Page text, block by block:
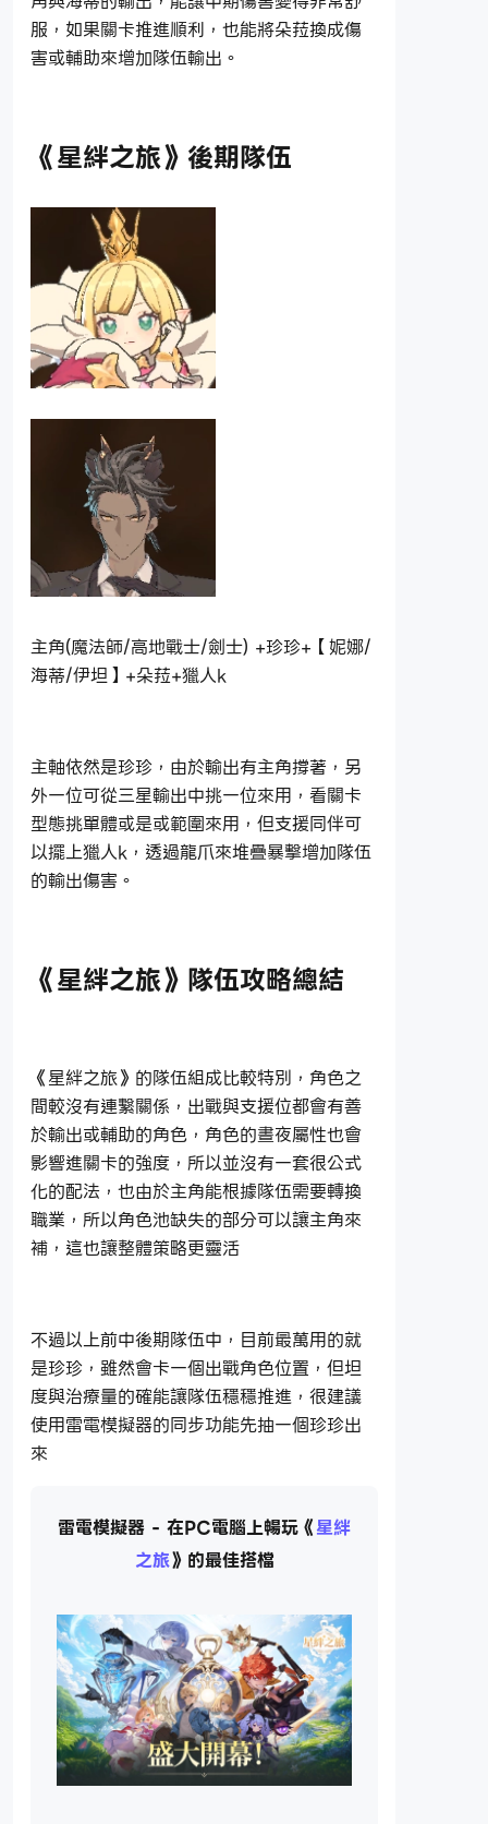
服，如果關卡推進順利，也能將朵菈換成傷
害或輔助來增加隊伍輸出。
《星絆之旅》後期隊伍
主角(魔法師/高地戰士/劍士) +珍珍+【妮娜/
海蒂/伊坦】+朵菈+獵人k
主軸依然是珍珍，由於輸出有主角撐著，另
外一位可從三星輸出中挑一位來用，看關卡
型態挑單體或是或範圍來用，但支援同伴可
以擺上獵人k，透過龍爪來堆疊暴擊增加隊伍
的輸出傷害。
《星絆之旅》隊伍攻略總結
《星絆之旅》的隊伍組成比較特別，角色之
間較沒有連繫關係，出戰與支援位都會有善
於輸出或輔助的角色，角色的晝夜屬性也會
影響進關卡的強度，所以並沒有一套很公式
化的配法，也由於主角能根據隊伍需要轉換
職業，所以角色池缺失的部分可以讓主角來
補，這也讓整體策略更靈活
不過以上前中後期隊伍中，目前最萬用的就
是珍珍，雖然會卡一個出戰角色位置，但坦
度與治療量的確能讓隊伍穩穩推進，很建議
使用雷電模擬器的同步功能先抽一個珍珍出
來
雷電模擬器 - 在PC電腦上暢玩《星絆
之旅》的最佳搭檔